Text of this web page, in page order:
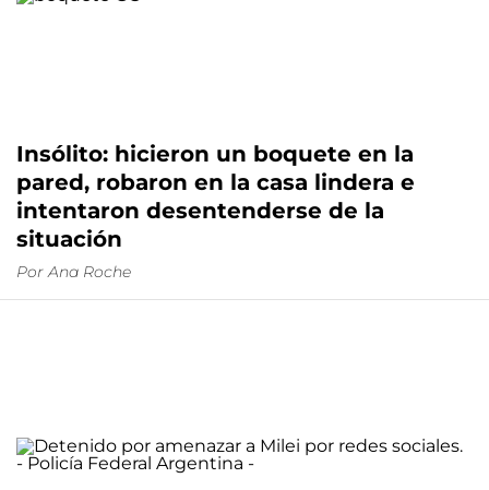
Insólito: hicieron un boquete en la
pared, robaron en la casa lindera e
intentaron desentenderse de la
situación
Por Ana Roche